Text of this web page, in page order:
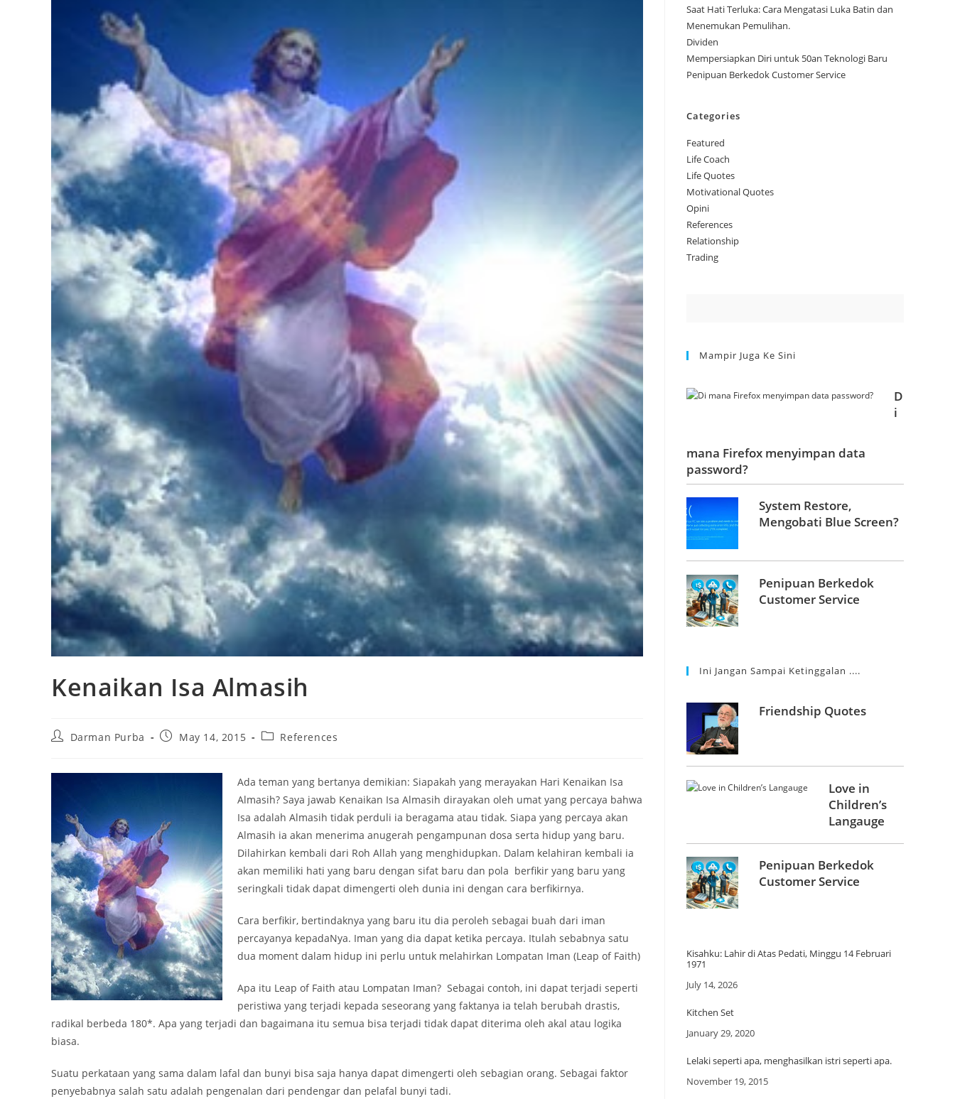
Kenaikan Isa Almasih
PostDarman Purba
PostMay 14, 2015
PostReferences
Ada teman yang bertanya demikian: Siapakah yang merayakan Hari Kenaikan Isa
Almasih? Saya jawab Kenaikan Isa Almasih dirayakan oleh umat yang percaya bahwa
Isa adalah Almasih tidak perduli ia beragama atau tidak. Siapa yang percaya akan
Almasih ia akan menerima anugerah pengampunan dosa serta hidup yang baru.
Dilahirkan kembali dari Roh Allah yang menghidupkan. Dalam kelahiran kembali ia
akan memiliki hati yang baru dengan sifat baru dan pola berfikir yang baru yang
seringkali tidak dapat dimengerti oleh dunia ini dengan cara berfikirnya.
Cara berfikir, bertindaknya yang baru itu dia peroleh sebagai buah dari iman
percayanya kepadaNya. Iman yang dia dapat ketika percaya. Itulah sebabnya satu
dua moment dalam hidup ini perlu untuk melahirkan Lompatan Iman (Leap of Faith)
Apa itu Leap of Faith atau Lompatan Iman? Sebagai contoh, ini dapat terjadi seperti
peristiwa yang terjadi kepada seseorang yang faktanya ia telah berubah drastis,
radikal berbeda 180*. Apa yang terjadi dan bagaimana itu semua bisa terjadi tidak dapat diterima oleh akal atau logika
biasa.
Suatu perkataan yang sama dalam lafal dan bunyi bisa saja hanya dapat dimengerti oleh sebagian orang. Sebagai faktor
penyebabnya salah satu adalah pengenalan dari pendengar dan pelafal bunyi tadi.
Saat Hati Terluka: Cara Mengatasi Luka Batin dan
Menemukan Pemulihan.
Dividen
Mempersiapkan Diri untuk 50an Teknologi Baru
Penipuan Berkedok Customer Service
Categories
Featured
Life Coach
Life Quotes
Motivational Quotes
Opini
References
Relationship
Trading
Mampir Juga Ke Sini
D
i
mana Firefox menyimpan data
password?
System Restore,
Mengobati Blue Screen?
Penipuan Berkedok
Customer Service
Ini Jangan Sampai Ketinggalan ....
Friendship Quotes
Love in
Children’s
Langauge
Penipuan Berkedok
Customer Service
Kisahku: Lahir di Atas Pedati, Minggu 14 Februari
1971
Date
July 14, 2026
Kitchen Set
Date
January 29, 2020
Lelaki seperti apa, menghasilkan istri seperti apa.
Date
November 19, 2015